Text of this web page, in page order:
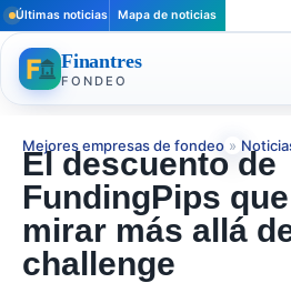
Últimas noticias Mapa de noticias
Finantres
FONDEO
Mejores empresas de fondeo »
El descuento de
FundingPips
mirar más allá
challenge